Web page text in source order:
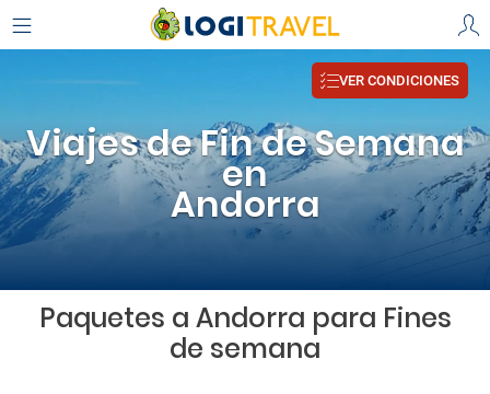
Viajes de Fin de Semana
en
Andorra
VER CONDICIONES
Paquetes a Andorra para Fines
de semana